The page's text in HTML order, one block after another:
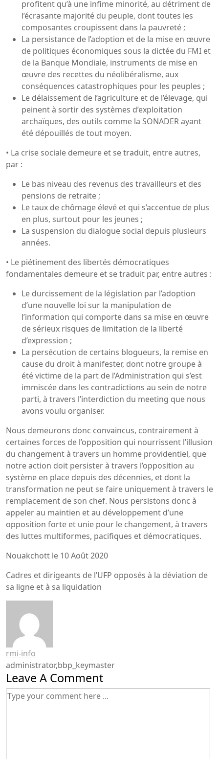
profitent qu’à une infime minorité, au détriment de
l’écrasante majorité du peuple, dont toutes les
composantes croupissent dans la pauvreté ;
La persistance de l’adoption et de la mise en œuvre
de politiques économiques sous la dictée du FMI et
de la Banque Mondiale, instruments de mise en
œuvre des recettes du néolibéralisme, aux
conséquences catastrophiques pour les peuples ;
Le délaissement de l’agriculture et de l’élevage, qui
peinent à sortir des systèmes d’exploitation
archaïques, des outils comme la SONADER ayant
été dépouillés de tout moyen.
• La crise sociale demeure et se traduit, entre autres,
par :
Le bas niveau des revenus des travailleurs et des
pensions de retraite ;
Le taux de chômage élevé et qui s’accentue de plus
en plus, surtout pour les jeunes ;
La suspension du dialogue social depuis plusieurs
années.
• Le piétinement des libertés démocratiques
fondamentales demeure et se traduit par, entre autres :
Le durcissement de la législation par l’adoption
d’une nouvelle loi sur la manipulation de
l’information qui comporte dans sa mise en œuvre
de sérieux risques de limitation de la liberté
d’expression ;
La persécution de certains blogueurs, la remise en
cause du droit à manifester, dont notre groupe à
été victime de la part de l’Administration qui s’est
immiscée dans les contradictions au sein de notre
parti, à travers l’interdiction du meeting que nous
avons voulu organiser.
Nous demeurons donc convaincus, contrairement à
certaines forces de l’opposition qui nourrissent l’illusion
du changement à travers un homme providentiel, que
notre action doit persister à travers l’opposition au
système en place depuis des décennies, et dont la
transformation ne peut se faire uniquement à travers le
remplacement de son chef. Nous persistons donc à
appeler au maintien et au développement d’une
opposition forte et unie pour le changement, à travers
des luttes multiformes, pacifiques et démocratiques.
Nouakchott le 10 Août 2020
Cadres et dirigeants de l’UFP opposés à la déviation de
sa ligne et à sa liquidation
rmi-info
administrator,bbp_keymaster
Leave A Comment